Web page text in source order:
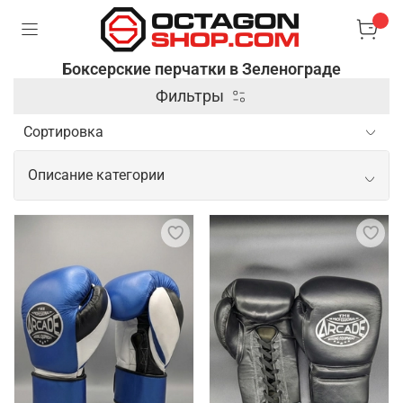
Боксерские перчатки в Зеленограде
Фильтры
Описание категории
Боксерские перчатки в качественном
Боксерские перчатки – специальные аксессуары,
которые используются в боксе и других
единоборствах для защиты рук и увеличения силы
ударов. Они имеют жесткую внешнюю оболочку и
мягкую подкладку, чтобы обеспечить комфорт и
защитить костяшки пальцев и суставы от